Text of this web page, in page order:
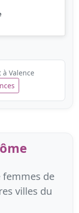
Valence
femmes de
villes du